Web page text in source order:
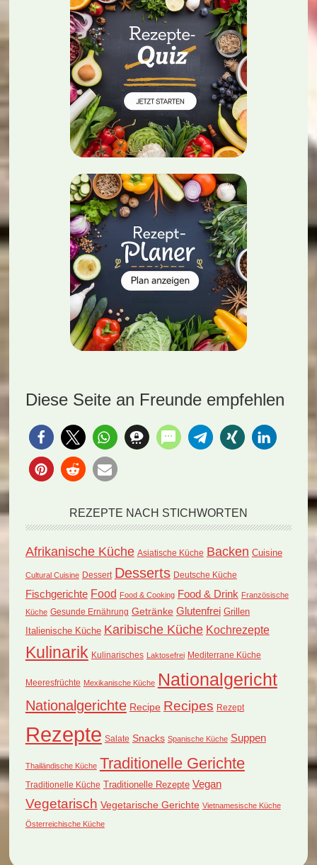
Diese Seite an Freunde empfehlen
REZEPTE NACH STICHWORTEN
Afrikanische Küche Asiatische Küche Backen Cuisine
Cultural Cuisine Dessert Desserts Deutsche Küche
Fischgerichte Food Food & Cooking Food & Drink Französische
Küche Gesunde Ernährung Getränke Glutenfrei Grillen
Italienische Küche Karibische Küche Kochrezepte
Kulinarik Kulinarisches Laktosefrei Mediterrane Küche
Meeresfrüchte Mexikanische Küche Nationalgericht
Nationalgerichte Recipe Recipes Rezept
Rezepte Salate Snacks Spanische Küche Suppen
Thailändische Küche Traditionelle Gerichte
Traditionelle Küche Traditionelle Rezepte Vegan
Vegetarisch Vegetarische Gerichte Vietnamesische Küche
Österreichische Küche